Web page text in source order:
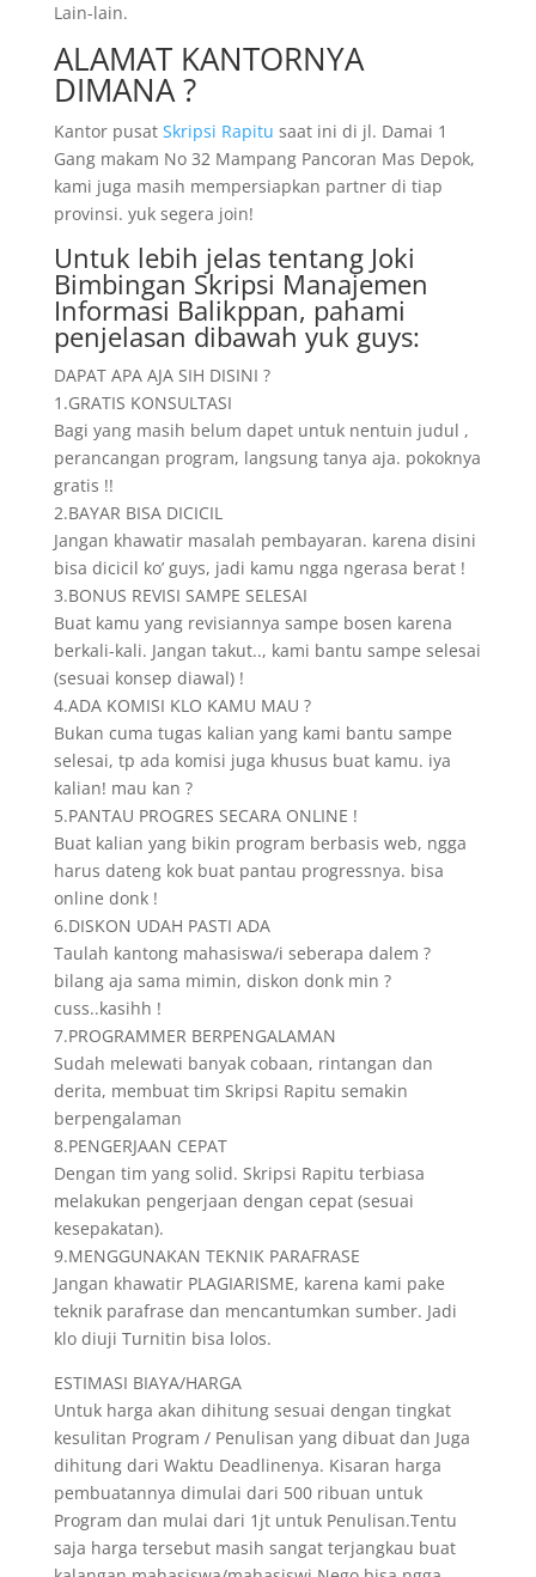
Lain-lain.
ALAMAT KANTORNYA
DIMANA ?
Kantor pusat Skripsi Rapitu saat ini di jl. Damai 1
Gang makam No 32 Mampang Pancoran Mas Depok,
kami juga masih mempersiapkan partner di tiap
provinsi. yuk segera join!
Untuk lebih jelas tentang Joki
Bimbingan Skripsi Manajemen
Informasi Balikppan, pahami
penjelasan dibawah yuk guys:
DAPAT APA AJA SIH DISINI ?
1.GRATIS KONSULTASI
Bagi yang masih belum dapet untuk nentuin judul ,
perancangan program, langsung tanya aja. pokoknya
gratis !!
2.BAYAR BISA DICICIL
Jangan khawatir masalah pembayaran. karena disini
bisa dicicil ko’ guys, jadi kamu ngga ngerasa berat !
3.BONUS REVISI SAMPE SELESAI
Buat kamu yang revisiannya sampe bosen karena
berkali-kali. Jangan takut.., kami bantu sampe selesai
(sesuai konsep diawal) !
4.ADA KOMISI KLO KAMU MAU ?
Bukan cuma tugas kalian yang kami bantu sampe
selesai, tp ada komisi juga khusus buat kamu. iya
kalian! mau kan ?
5.PANTAU PROGRES SECARA ONLINE !
Buat kalian yang bikin program berbasis web, ngga
harus dateng kok buat pantau progressnya. bisa
online donk !
6.DISKON UDAH PASTI ADA
Taulah kantong mahasiswa/i seberapa dalem ?
bilang aja sama mimin, diskon donk min ?
cuss..kasihh !
7.PROGRAMMER BERPENGALAMAN
Sudah melewati banyak cobaan, rintangan dan
derita, membuat tim Skripsi Rapitu semakin
berpengalaman
8.PENGERJAAN CEPAT
Dengan tim yang solid. Skripsi Rapitu terbiasa
melakukan pengerjaan dengan cepat (sesuai
kesepakatan).
9.MENGGUNAKAN TEKNIK PARAFRASE
Jangan khawatir PLAGIARISME, karena kami pake
teknik parafrase dan mencantumkan sumber. Jadi
klo diuji Turnitin bisa lolos.
ESTIMASI BIAYA/HARGA
Untuk harga akan dihitung sesuai dengan tingkat
kesulitan Program / Penulisan yang dibuat dan Juga
dihitung dari Waktu Deadlinenya. Kisaran harga
pembuatannya dimulai dari 500 ribuan untuk
Program dan mulai dari 1jt untuk Penulisan.Tentu
saja harga tersebut masih sangat terjangkau buat